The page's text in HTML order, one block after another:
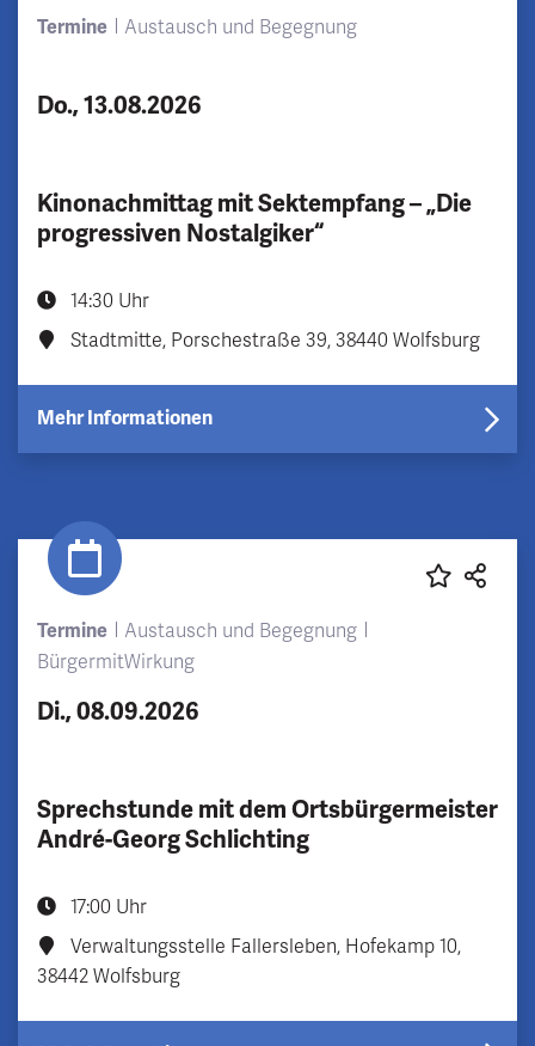
Termine Austausch und Begegnung
Do., 13.08.2026
Kinonachmittag mit Sektempfang – „Die
progressiven Nostalgiker“
14:30 Uhr
Stadtmitte, Porschestraße 39, 38440 Wolfsburg
Mehr Informationen
Termine
Austausch und Begegnung
BürgermitWirkung
Di., 08.09.2026
Sprechstunde mit dem Ortsbürgermeister
André-Georg Schlichting
17:00 Uhr
Verwaltungsstelle Fallersleben, Hofekamp 10,
38442 Wolfsburg